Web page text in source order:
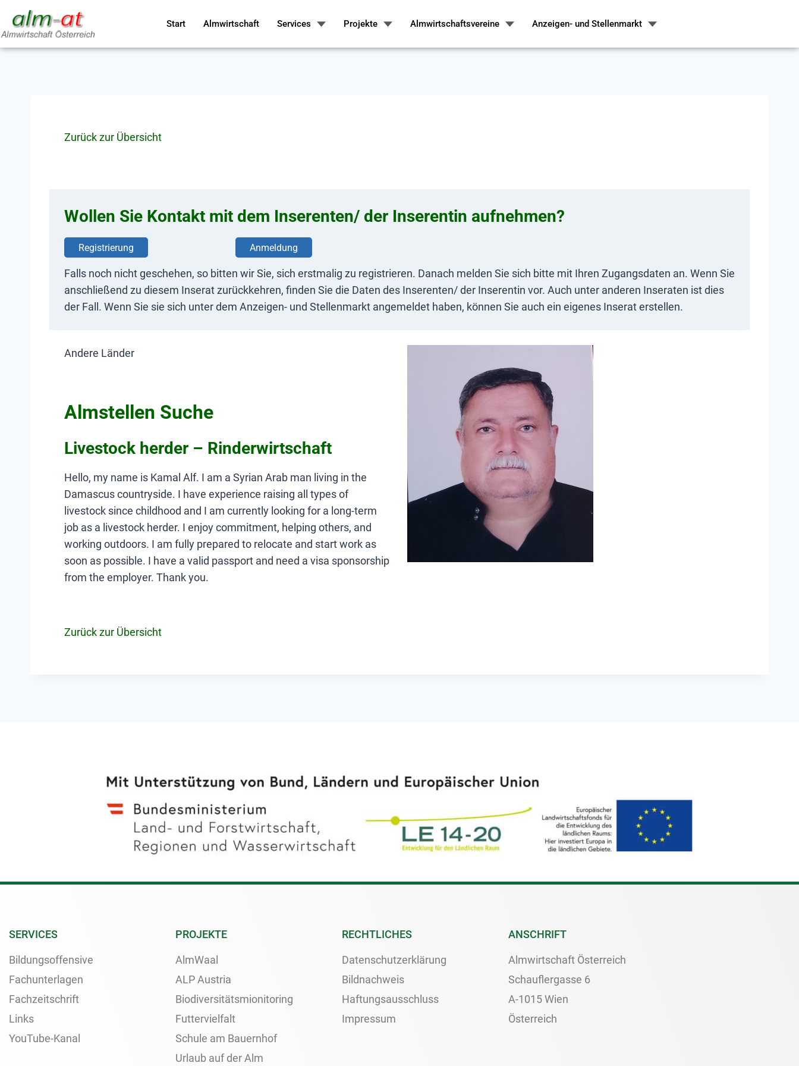
Start Almwirtschaft Services Projekte Almwirtschaftsvereine Anzeigen- und Stellenmarkt
Zurück zur Übersicht
Wollen Sie Kontakt mit dem Inserenten/ der Inserentin aufnehmen?
Registrierung Anmeldung
Falls noch nicht geschehen, so bitten wir Sie, sich erstmalig zu registrieren. Danach melden Sie sich bitte mit Ihren Zugangsdaten an. Wenn Sie
anschließend zu diesem Inserat zurückkehren, finden Sie die Daten des Inserenten/ der Inserentin vor. Auch unter anderen Inseraten ist dies
der Fall. Wenn Sie sie sich unter dem Anzeigen- und Stellenmarkt angemeldet haben, können Sie auch ein eigenes Inserat erstellen.
Andere Länder
Almstellen Suche
Livestock herder – Rinderwirtschaft
Hello, my name is Kamal Alf. I am a Syrian Arab man living in the
Damascus countryside. I have experience raising all types of
livestock since childhood and I am currently looking for a long-term
job as a livestock herder. I enjoy commitment, helping others, and
working outdoors. I am fully prepared to relocate and start work as
soon as possible. I have a valid passport and need a visa sponsorship
from the employer. Thank you.
Zurück zur Übersicht
SERVICES
Bildungsoffensive
Fachunterlagen
Fachzeitschrift
Links
YouTube-Kanal
PROJEKTE
AlmWaal
ALP Austria
Biodiversitätsmionitoring
Futtervielfalt
Schule am Bauernhof
Urlaub auf der Alm
RECHTLICHES
Datenschutzerklärung
Bildnachweis
Haftungsausschluss
Impressum
ANSCHRIFT
Almwirtschaft Österreich
Schauflergasse 6
A-1015 Wien
Österreich